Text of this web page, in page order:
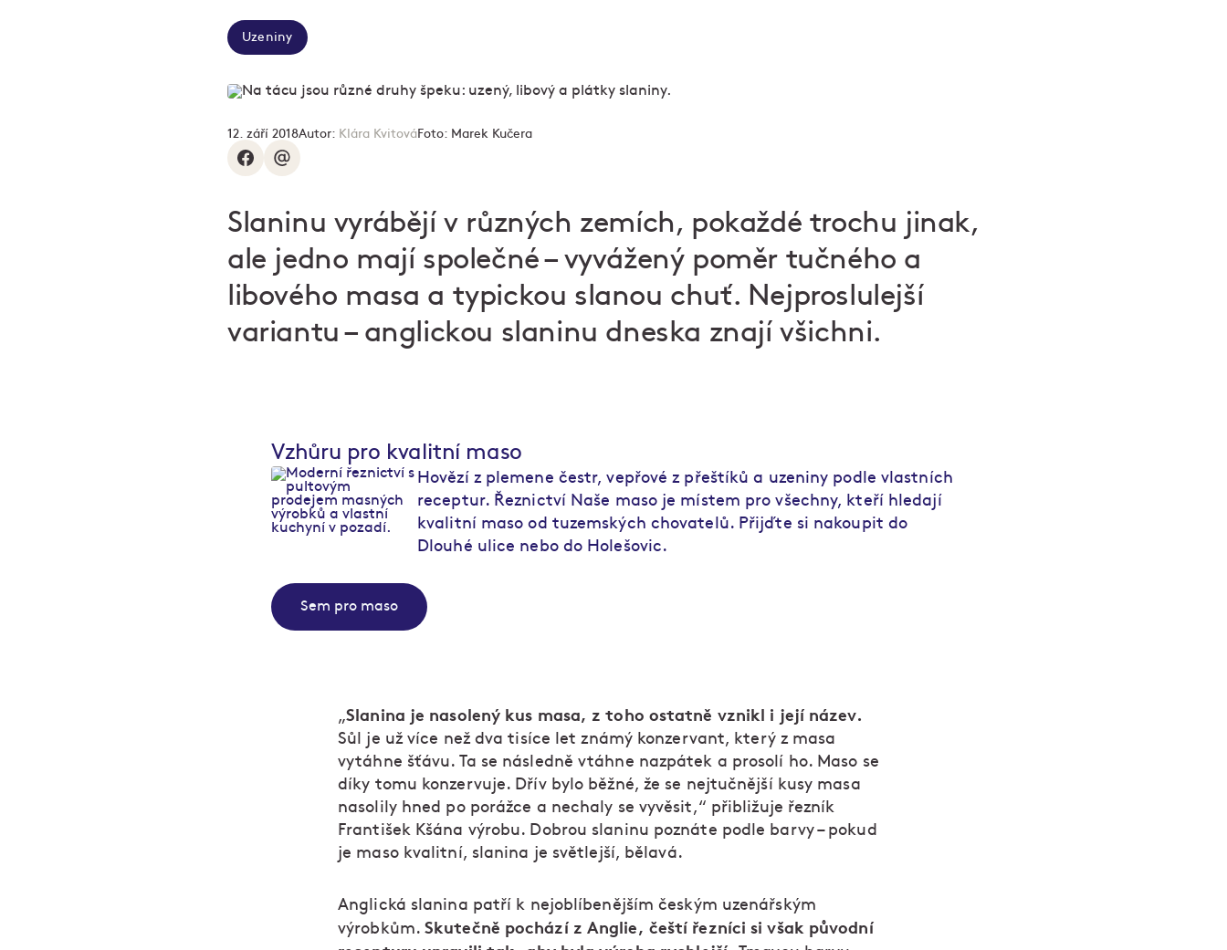
Uzeniny
12. září 2018Autor: Klára KvitováFoto: Marek Kučera
Slaninu vyrábějí v různých zemích, pokaždé trochu jinak,
ale jedno mají společné – vyvážený poměr tučného a
libového masa a typickou slanou chuť. Nejproslulejší
variantu – anglickou slaninu dneska znají všichni.
Vzhůru pro kvalitní maso
Hovězí z plemene čestr, vepřové z přeštíků a uzeniny podle vlastních
receptur. Řeznictví Naše maso je místem pro všechny, kteří hledají
kvalitní maso od tuzemských chovatelů. Přijďte si nakoupit do
Dlouhé ulice nebo do Holešovic.
Sem pro maso
„Slanina je nasolený kus masa, z toho ostatně vznikl i její název.
Sůl je už více než dva tisíce let známý konzervant, který z masa
vytáhne šťávu. Ta se následně vtáhne nazpátek a prosolí ho. Maso se
díky tomu konzervuje. Dřív bylo běžné, že se nejtučnější kusy masa
nasolily hned po porážce a nechaly se vyvěsit,“ přibližuje řezník
František Kšána výrobu. Dobrou slaninu poznáte podle barvy – pokud
je maso kvalitní, slanina je světlejší, bělavá.
Anglická slanina patří k nejoblíbenějším českým uzenářským
výrobkům.Skutečně pochází z Anglie, čeští řezníci si však původní